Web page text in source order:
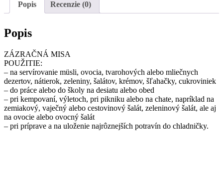
Popis Recenzie (0)
Popis
ZÁZRAČNÁ MISA
POUŽITIE:
– na servírovanie müsli, ovocia, tvarohových alebo mliečnych
dezertov, nátierok, zeleniny, šalátov, krémov, šľahačky, cukroviniek
– do práce alebo do školy na desiatu alebo obed
– pri kempovaní, výletoch, pri pikniku alebo na chate, napríklad na
zemiakový, vaječný alebo cestovinový šalát, zeleninový šalát, ale aj
na ovocie alebo ovocný šalát
– pri príprave a na uloženie najrôznejších potravín do chladničky.